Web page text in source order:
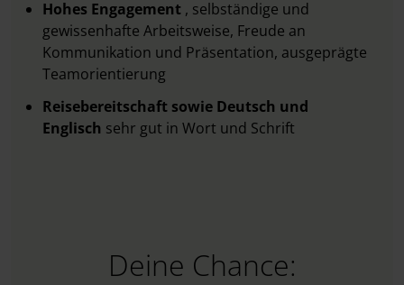
Hohes Engagement , selbständige und
gewissenhafte Arbeitsweise, Freude an
Kommunikation und Präsentation, ausgeprägte
Teamorientierung
Reisebereitschaft sowie Deutsch und
Englisch sehr gut in Wort und Schrift
Deine Chance: